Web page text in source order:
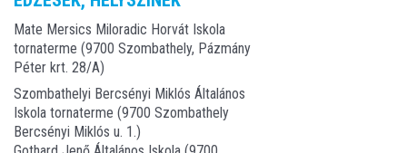
Mate Mersics Miloradic Horvát Iskola
tornaterme (9700 Szombathely, Pázmány
Péter krt. 28/A)
Szombathelyi Bercsényi Miklós Általános
Iskola tornaterme (9700 Szombathely
Bercsényi Miklós u. 1.)